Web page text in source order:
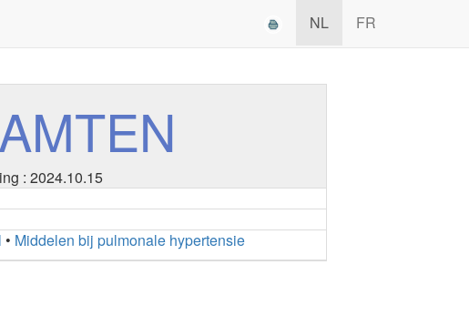
NL FR
: 2024.10.15
• Middelen bij pulmonale hypertensie